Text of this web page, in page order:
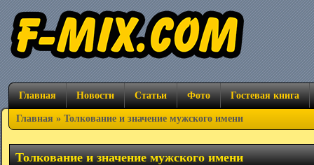
Главная Новости Статьи Фото Гостевая книга
Главная » Толкование и значение мужского имени
Толкование и значение мужского имени